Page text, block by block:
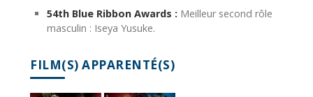
54th Blue Ribbon Awards : Meilleur second rôle
masculin : Iseya Yusuke.
FILM(S) APPARENTÉ(S)